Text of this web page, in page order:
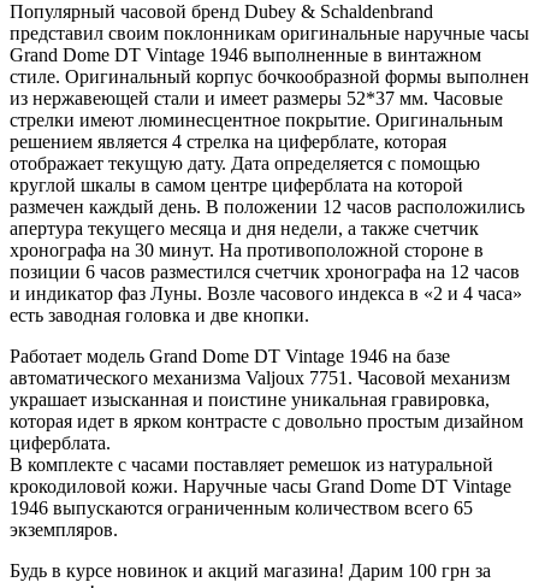
Популярный часовой бренд Dubey & Schaldenbrand
представил своим поклонникам оригинальные наручные часы
Grand Dome DT Vintage 1946 выполненные в винтажном
стиле. Оригинальный корпус бочкообразной формы выполнен
из нержавеющей стали и имеет размеры 52*37 мм. Часовые
стрелки имеют люминесцентное покрытие. Оригинальным
решением является 4 стрелка на циферблате, которая
отображает текущую дату. Дата определяется с помощью
круглой шкалы в самом центре циферблата на которой
размечен каждый день. В положении 12 часов расположились
апертура текущего месяца и дня недели, а также счетчик
хронографа на 30 минут. На противоположной стороне в
позиции 6 часов разместился счетчик хронографа на 12 часов
и индикатор фаз Луны. Возле часового индекса в «2 и 4 часа»
есть заводная головка и две кнопки.
Работает модель Grand Dome DT Vintage 1946 на базе
автоматического механизма Valjoux 7751. Часовой механизм
украшает изысканная и поистине уникальная гравировка,
которая идет в ярком контрасте с довольно простым дизайном
циферблата.
В комплекте с часами поставляет ремешок из натуральной
крокодиловой кожи. Наручные часы Grand Dome DT Vintage
1946 выпускаются ограниченным количеством всего 65
экземпляров.
Будь в курсе новинок и акций магазина! Дарим 100 грн за